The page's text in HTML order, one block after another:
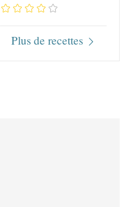
Plus de recettes